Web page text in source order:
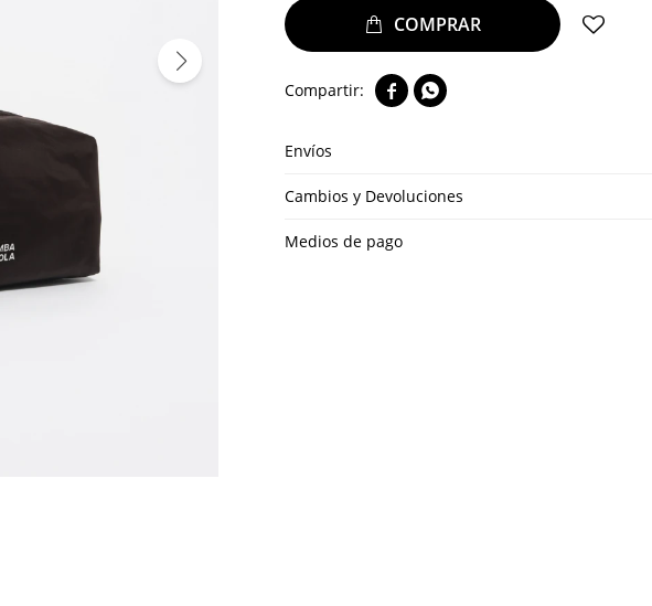
 
Envíos
Cambios y Devoluciones
Medios de pago